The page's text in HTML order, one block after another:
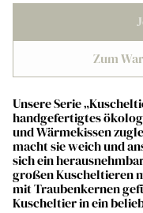
Zum
Unsere Serie
handgefertigtes
und Wärmekissen
macht sie weich und
sich ein
großen Kuscheltieren
mit Traubenkernen
Kuscheltier in ein